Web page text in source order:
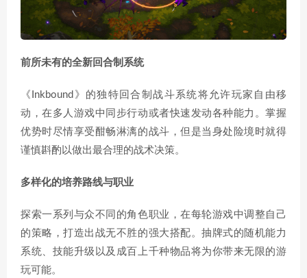
前所未有的全新回合制系统
《Inkbound》的独特回合制战斗系统将允许玩家自由移
动，在多人游戏中同步行动或者快速发动各种能力。掌握
优势时尽情享受酣畅淋漓的战斗，但是当身处险境时就得
谨慎斟酌以做出最合理的战术决策。
多样化的培养路线与职业
探索一系列与众不同的角色职业，在每轮游戏中调整自己
的策略，打造出战无不胜的强大搭配。抽牌式的随机能力
系统、技能升级以及成百上千种物品将为你带来无限的游
玩可能。